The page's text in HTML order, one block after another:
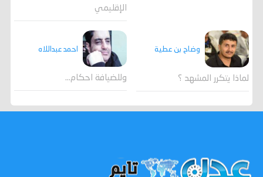
الإقليمي
وضاح بن عطية
لماذا يتكرر المشهد ؟
احمد عبداللاه
وللضيافة احكام…